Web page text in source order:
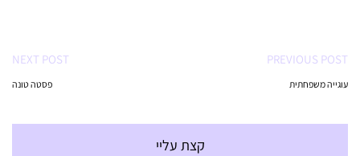
PREVIOUS POST
עוגייה משפחתית
NEXT POST
פסטה טונה
קצת עליי